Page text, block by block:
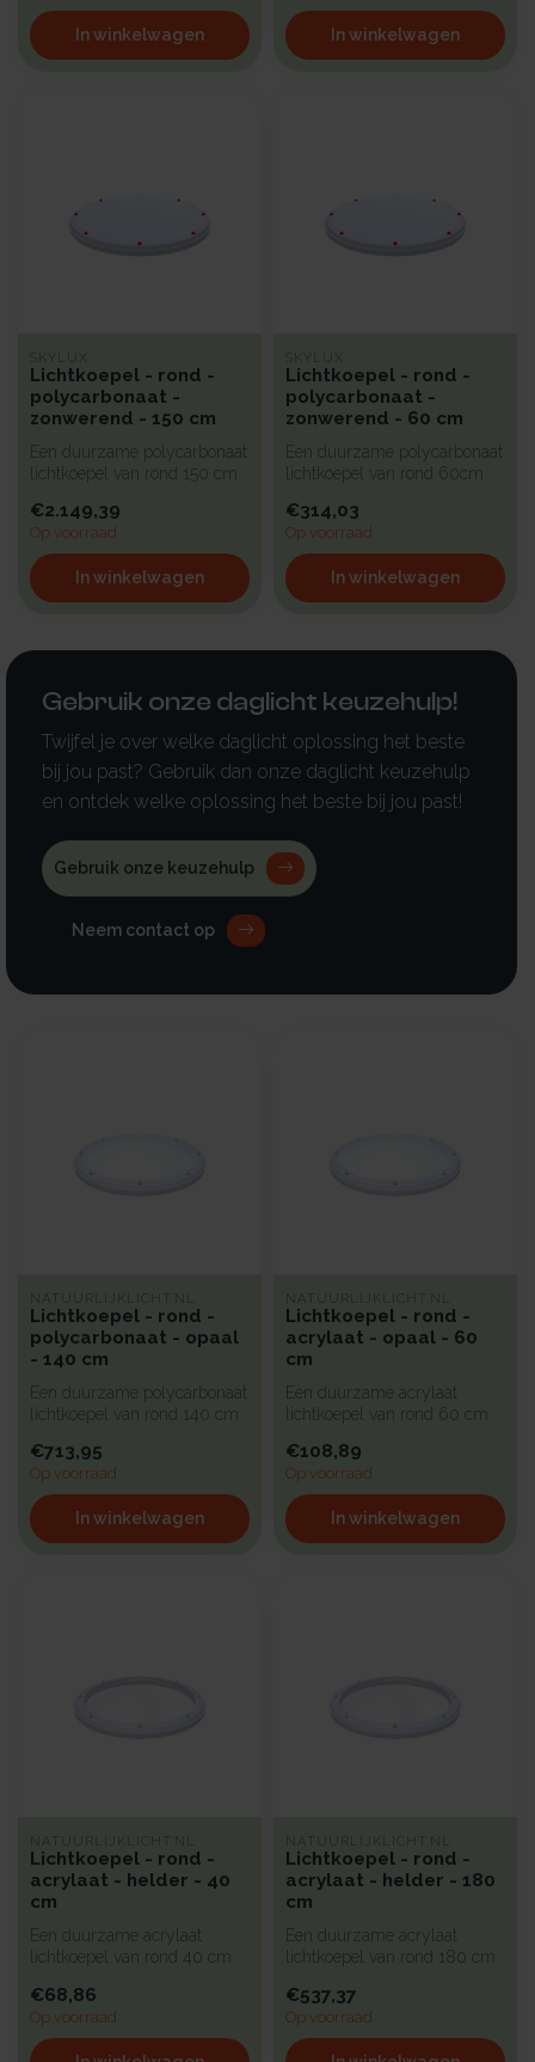
In winkelwagen In winkelwagen
SKYLUX
Lichtkoepel - rond -
polycarbonaat -
zonwerend - 150 cm
Een duurzame polycarbonaat
lichtkoepel van rond 150 cm
€2.149,39
Op voorraad
In winkelwagen
SKYLUX
Lichtkoepel - rond -
polycarbonaat -
zonwerend - 60 cm
Een duurzame polycarbonaat
lichtkoepel van rond 60cm
be...
€314,03
Op voorraad
In winkelwagen
Gebruik onze daglicht keuzehulp!
Twijfel je over welke daglicht oplossing het beste
bij jou past? Gebruik dan onze daglicht keuzehulp
en ontdek welke oplossing het beste bij jou past!
Gebruik onze keuzehulp
Neem contact op
NATUURLIJKLICHT.NL
Lichtkoepel - rond -
polycarbonaat - opaal
- 140 cm
Een duurzame polycarbonaat
lichtkoepel van rond 140 cm
€713,95
Op voorraad
In winkelwagen
NATUURLIJKLICHT.NL
Lichtkoepel - rond -
acrylaat - opaal - 60
cm
Een duurzame acrylaat
lichtkoepel van rond 60 cm
bi...
€108,89
Op voorraad
In winkelwagen
NATUURLIJKLICHT.NL
Lichtkoepel - rond -
acrylaat - helder - 40
cm
Een duurzame acrylaat
lichtkoepel van rond 40 cm
begla...
€68,86
Op voorraad
NATUURLIJKLICHT.NL
Lichtkoepel - rond -
acrylaat - helder - 180
cm
Een duurzame acrylaat
lichtkoepel van rond 180 cm
begl...
€537,37
Op voorraad